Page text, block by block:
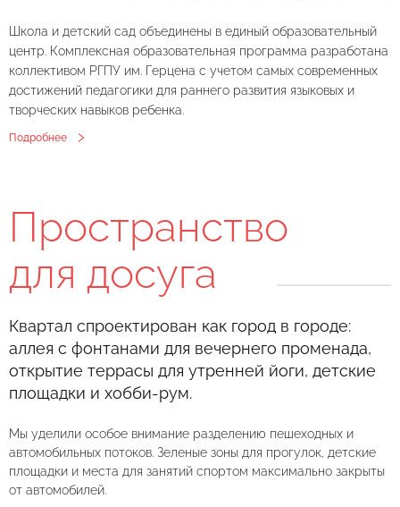
Школа и детский сад объединены в единый образовательный
центр. Комплексная образовательная программа разработана
коллективом РГПУ им. Герцена с учетом самых современных
достижений педагогики для раннего развития языковых и
творческих навыков ребенка.
Подробнее
Пространство
для досуга
Квартал спроектирован как город в городе:
аллея с фонтанами для вечернего променада,
открытие террасы для утренней йоги, детские
площадки и хобби-рум.
Мы уделили особое внимание разделению пешеходных и
автомобильных потоков. Зеленые зоны для прогулок, детские
площадки и места для занятий спортом максимально закрыты
от автомобилей.